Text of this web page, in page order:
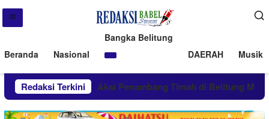
Beranda Nasional
Bangka Belitung
DAERAH
Musik
Redaksi Terkini
Hal Ini Aksi Penambang Timah di Belitung